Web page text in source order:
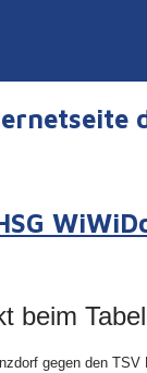
beim
gegen den